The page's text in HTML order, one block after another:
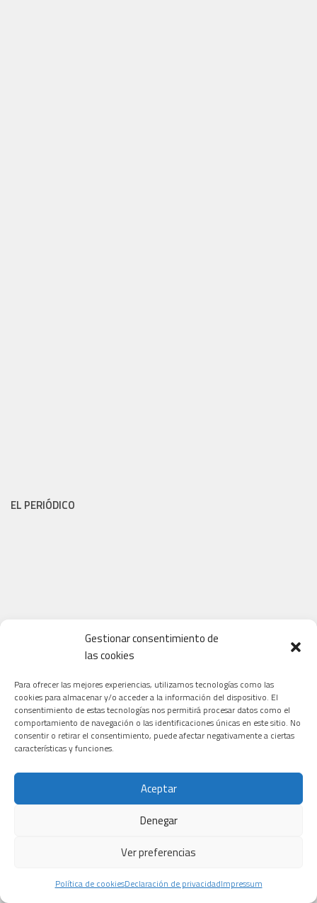
Gestionar consentimiento de
las cookies
Para ofrecer las mejores experiencias, utilizamos tecnologías como las
cookies para almacenar y/o acceder a la información del dispositivo. El
consentimiento de estas tecnologías nos permitirá procesar datos como el
comportamiento de navegación o las identificaciones únicas en este sitio. No
consentir o retirar el consentimiento, puede afectar negativamente a ciertas
características y funciones.
Aceptar
Denegar
Ver preferencias
Política de cookiesDeclaración de privacidadImpressum
EL PERIÓDICO